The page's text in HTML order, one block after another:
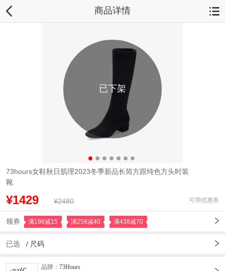
商品详情
已下架
73hours女鞋秋日肌理2023冬季新品长筒方跟纯色方头时装
靴
¥1429 ¥2480 可用优惠券
领券 满198减15 满258减40 满438减70
已选 / 尺码
品牌： 73Hours